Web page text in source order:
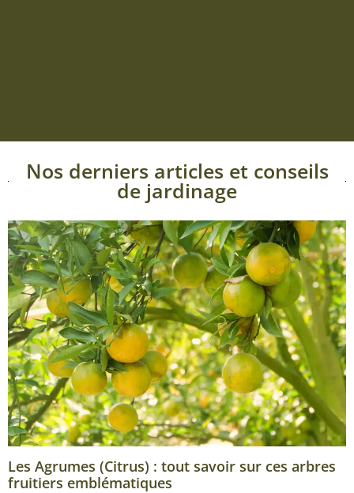
Nos derniers articles et conseils
de jardinage
Les Agrumes (Citrus) : tout savoir sur ces arbres
fruitiers emblématiques